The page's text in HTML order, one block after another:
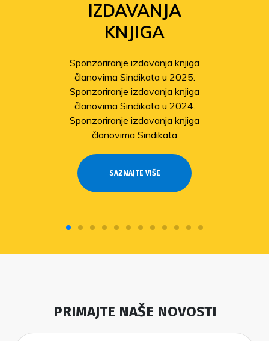
IZDAVANJA
KNJIGA
Sponzoriranje izdavanja knjiga
članovima Sindikata u 2025.
Sponzoriranje izdavanja knjiga
članovima Sindikata u 2024.
Sponzoriranje izdavanja knjiga
članovima Sindikata
SAZNAJTE VIŠE
PRIMAJTE NAŠE NOVOSTI